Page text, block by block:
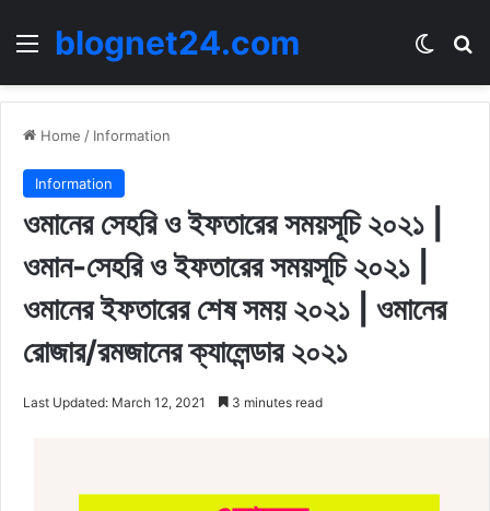
Menublognet24.com
Home / Information
Information
ওমানের সেহরি ও ইফতারের সময়সূচি ২০২১ |
ওমান-সেহরি ও ইফতারের সময়সূচি ২০২১ |
ওমানের ইফতারের শেষ সময় ২০২১ | ওমানের
রোজার/রমজানের ক্যালেন্ডার ২০২১
Last Updated: March 12, 2021 3 minutes read